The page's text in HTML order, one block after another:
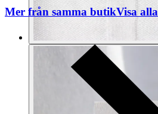
Mer från samma butikVisa alla